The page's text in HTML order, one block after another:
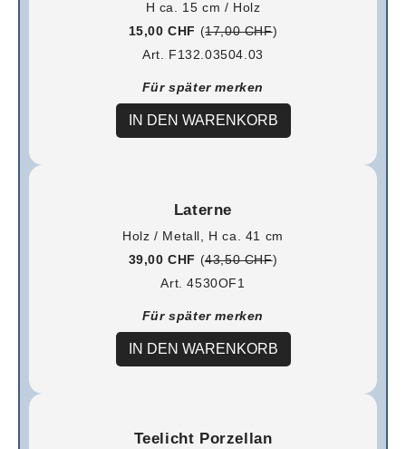
H ca. 15 cm / Holz
15,00 CHF (17,00 CHF)
Art. F132.03504.03
Für später merken
IN DEN WARENKORB
Laterne
Holz / Metall, H ca. 41 cm
39,00 CHF (43,50 CHF)
Art. 4530OF1
Für später merken
IN DEN WARENKORB
Teelicht Porzellan